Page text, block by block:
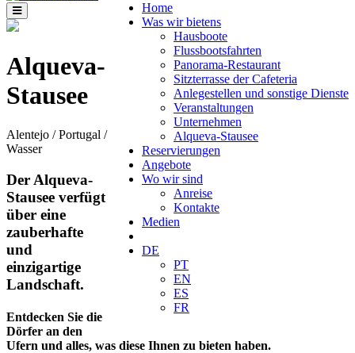
Home
Was wir bietens
Hausboote
Flussbootsfahrten
Panorama-Restaurant
Sitzterrasse der Cafeteria
Anlegestellen und sonstige Dienste
Veranstaltungen
Unternehmen
Alqueva-Stausee
Reservierungen
Angebote
Wo wir sind
Anreise
Kontakte
Medien
DE
PT
EN
ES
FR
Alqueva-
Stausee
Alentejo / Portugal /
Wasser
Der Alqueva-
Stausee verfügt
über eine
zauberhafte
und
einzigartige
Landschaft.
Entdecken Sie die
Dörfer an den
Ufern und alles, was diese Ihnen zu bieten haben.